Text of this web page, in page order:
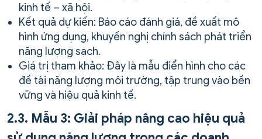
kinh tế – xã hội.
Kết quả dự kiến: Báo cáo đánh giá, đề xuất mô
hình ứng dụng, khuyến nghị chính sách phát triển
năng lượng sạch.
Giá trị tham khảo: Đây là mẫu điển hình cho các
đề tài năng lượng môi trường, tập trung vào bền
vững và hiệu quả kinh tế.
2.3. Mẫu 3: Giải pháp nâng cao hiệu quả